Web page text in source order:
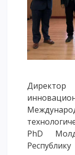
Колледж
Бакалавриат
Магистратура
Второе высшее
Очное с
PhD